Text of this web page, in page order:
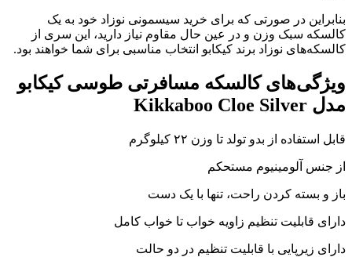
بنابراین در صورتی که برای خرید سیسمونی نوزاد خود به یک
کالسکه سبک وزن و در عین حال مقاوم نیاز دارید، این سری از
کالسکه‌های نوزاد برند کیکابو انتخاب مناسبی برای شما خواهند بود.
ویژگی‌هایکالسکه مسافرتی طوسی کیکابو
مدل Kikkaboo Cloe Silver
قابل استفاده از بدو تولد تا وزن ۲۲ کیلوگرم
از جنس آلومینیوم مستحکم
باز و بسته کردن راحت، تنها با یک دست
دارای قابلیت تنظیم زاویه خواب تا خواب کامل
دارای زیرپایی با قابلیت تنظیم در دو حالت